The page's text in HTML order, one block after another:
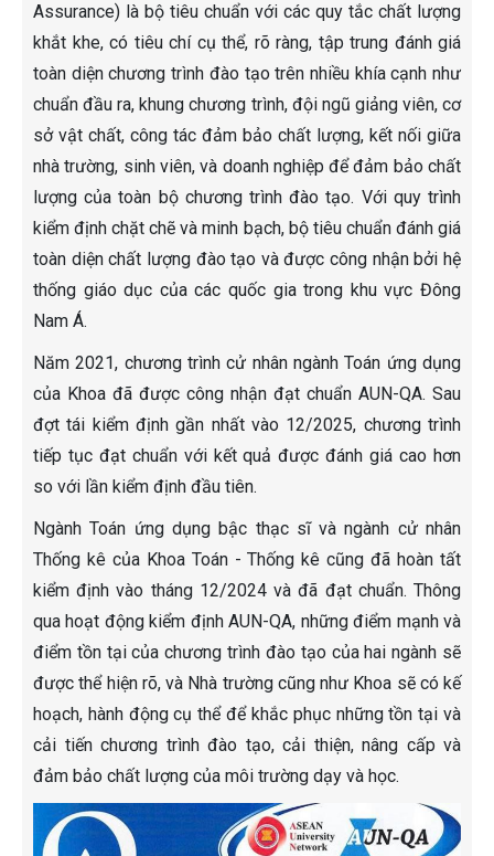
Assurance) là bộ tiêu chuẩn với các quy tắc chất lượng
khắt khe, có tiêu chí cụ thể, rõ ràng, tập trung đánh giá
toàn diện chương trình đào tạo trên nhiều khía cạnh như
chuẩn đầu ra, khung chương trình, đội ngũ giảng viên, cơ
sở vật chất, công tác đảm bảo chất lượng, kết nối giữa
nhà trường, sinh viên, và doanh nghiệp để đảm bảo chất
lượng của toàn bộ chương trình đào tạo. Với quy trình
kiểm định chặt chẽ và minh bạch, bộ tiêu chuẩn đánh giá
toàn diện chất lượng đào tạo và được công nhận bởi hệ
thống giáo dục của các quốc gia trong khu vực Đông
Nam Á.
Năm 2021, chương trình cử nhân ngành Toán ứng dụng
của Khoa đã được công nhận đạt chuẩn AUN-QA. Sau
đợt tái kiểm định gần nhất vào 12/2025, chương trình
tiếp tục đạt chuẩn với kết quả được đánh giá cao hơn
so với lần kiểm định đầu tiên.
Ngành Toán ứng dụng bậc thạc sĩ và ngành cử nhân
Thống kê của Khoa Toán - Thống kê cũng đã hoàn tất
kiểm định vào tháng 12/2024 và đã đạt chuẩn. Thông
qua hoạt động kiểm định AUN-QA, những điểm mạnh và
điểm tồn tại của chương trình đào tạo của hai ngành sẽ
được thể hiện rõ, và Nhà trường cũng như Khoa sẽ có kế
hoạch, hành động cụ thể để khắc phục những tồn tại và
cải tiến chương trình đào tạo, cải thiện, nâng cấp và
đảm bảo chất lượng của môi trường dạy và học.